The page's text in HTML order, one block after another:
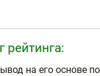
рейтинга:
на его основе